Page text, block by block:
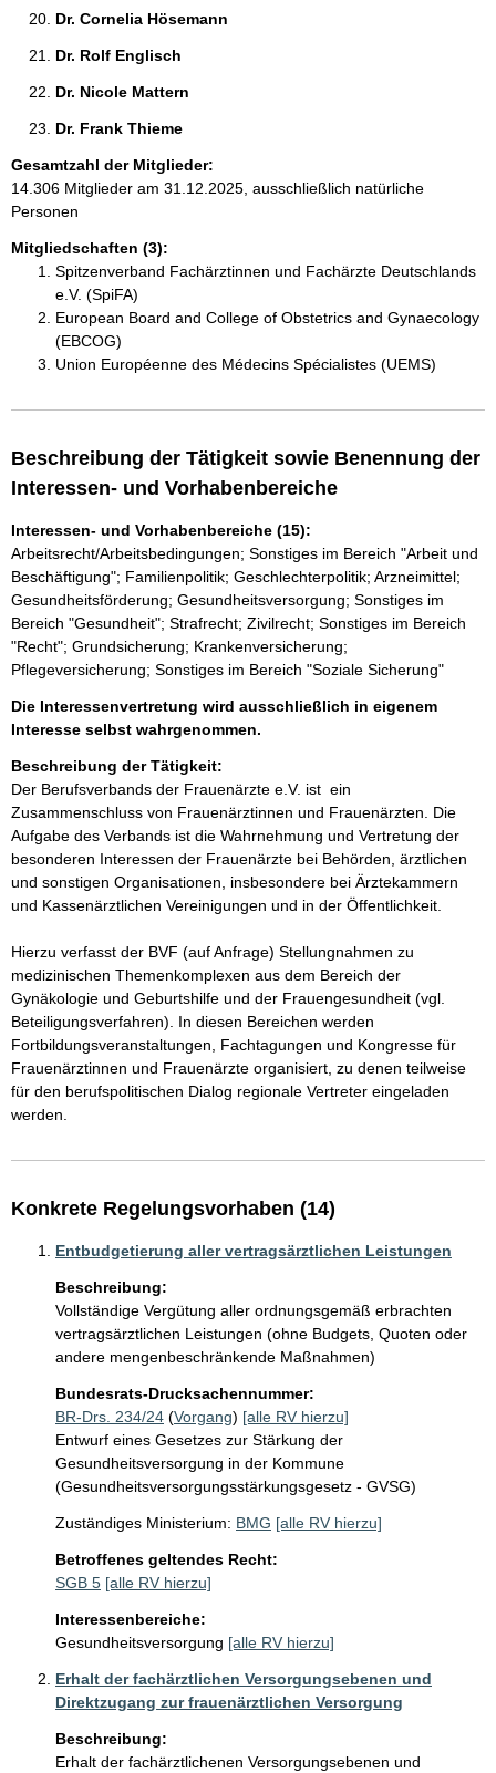
Dr. Cornelia Hösemann
Dr. Rolf Englisch
Dr. Nicole Mattern
Dr. Frank Thieme
Gesamtzahl der Mitglieder:
14.306 Mitglieder am 31.12.2025, ausschließlich natürliche
Personen
Mitgliedschaften (3):
Spitzenverband Fachärztinnen und Fachärzte Deutschlands
e.V. (SpiFA)
European Board and College of Obstetrics and Gynaecology
(EBCOG)
Union Européenne des Médecins Spécialistes (UEMS)
Beschreibung der Tätigkeit sowie Benennung der
Interessen- und Vorhabenbereiche
Interessen- und Vorhabenbereiche (15):
Arbeitsrecht/Arbeitsbedingungen; Sonstiges im Bereich "Arbeit und
Beschäftigung"; Familienpolitik; Geschlechterpolitik; Arzneimittel;
Gesundheitsförderung; Gesundheitsversorgung; Sonstiges im
Bereich "Gesundheit"; Strafrecht; Zivilrecht; Sonstiges im Bereich
"Recht"; Grundsicherung; Krankenversicherung;
Pflegeversicherung; Sonstiges im Bereich "Soziale Sicherung"
Die Interessenvertretung wird ausschließlich in eigenem
Interesse selbst wahrgenommen.
Beschreibung der Tätigkeit:
Der Berufsverbands der Frauenärzte e.V. ist  ein
Zusammenschluss von Frauenärztinnen und Frauenärzten. Die
Aufgabe des Verbands ist die Wahrnehmung und Vertretung der
besonderen Interessen der Frauenärzte bei Behörden, ärztlichen
und sonstigen Organisationen, insbesondere bei Ärztekammern
und Kassenärztlichen Vereinigungen und in der Öffentlichkeit.
Hierzu verfasst der BVF (auf Anfrage) Stellungnahmen zu
medizinischen Themenkomplexen aus dem Bereich der
Gynäkologie und Geburtshilfe und der Frauengesundheit (vgl.
Beteiligungsverfahren). In diesen Bereichen werden
Fortbildungsveranstaltungen, Fachtagungen und Kongresse für
Frauenärztinnen und Frauenärzte organisiert, zu denen teilweise
für den berufspolitischen Dialog regionale Vertreter eingeladen
werden.
Konkrete Regelungsvorhaben (14)
Entbudgetierung aller vertragsärztlichen Leistungen
Beschreibung:
Vollständige Vergütung aller ordnungsgemäß erbrachten
vertragsärztlichen Leistungen (ohne Budgets, Quoten oder
andere mengenbeschränkende Maßnahmen)
Bundesrats-Drucksachennummer:
BR-Drs. 234/24 (Vorgang) [alle RV hierzu]
Entwurf eines Gesetzes zur Stärkung der
Gesundheitsversorgung in der Kommune
(Gesundheitsversorgungsstärkungsgesetz - GVSG)
Zuständiges Ministerium: BMG [alle RV hierzu]
Betroffenes geltendes Recht:
SGB 5 [alle RV hierzu]
Interessenbereiche:
Gesundheitsversorgung [alle RV hierzu]
Erhalt der fachärztlichen Versorgungsebenen und
Direktzugang zur frauenärztlichen Versorgung
Beschreibung:
Erhalt der fachärztlichenen Versorgungsebenen und